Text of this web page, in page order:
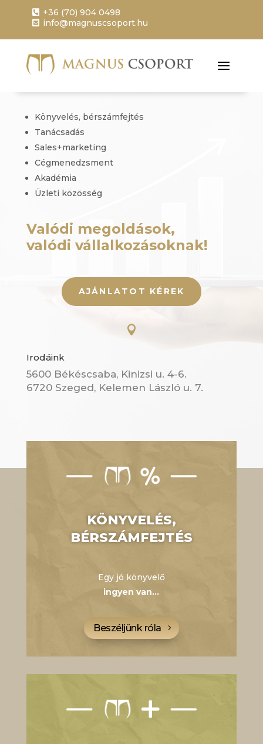
+36 (70) 904 0498
info@magnuscsoport.hu
Könyvelés, bérszámfejtés
Tanácsadás
Sales+marketing
Cégmenedzsment
Akadémia
Üzleti közösség
Valódi megoldások,
valódi vállalkozásoknak!
AJÁNLATOT KÉREK

Irodáink
5600 Békéscsaba, Kinizsi u. 4-6.
6720 Szeged, Kelemen László u. 7.
KÖNYVELÉS,
BÉRSZÁMFEJTÉS
Egy jó könyvelő
ingyen van…
Beszéljünk róla